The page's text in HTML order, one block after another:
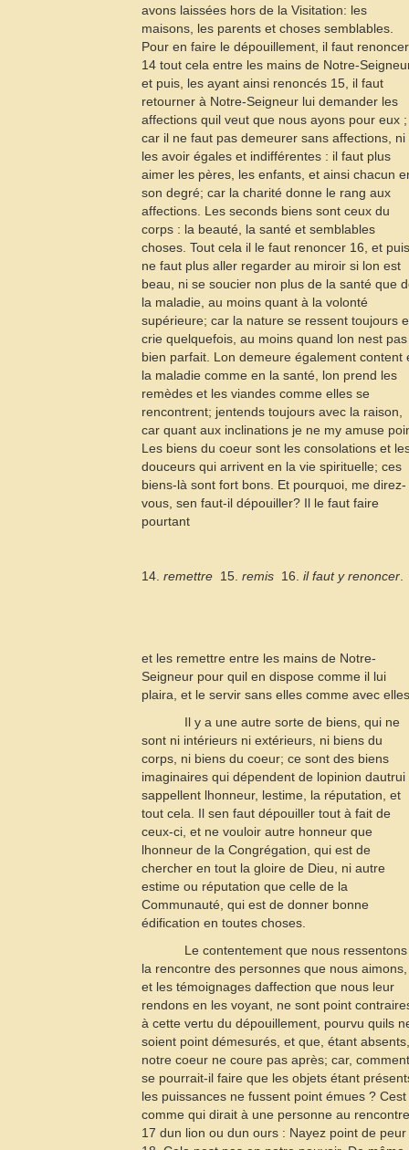
avons laissées hors de la Visitation: les
maisons, les parents et choses semblables.
Pour en faire le dépouillement, il faut renoncer
14 tout cela entre les mains de Notre-
et puis, les ayant ainsi renoncés 15 , il faut
retourner à Notre-Seigneur lui demander les
affections quil veut que nous ayons pour eux ;
car il ne faut pas demeurer sans affections, ni
les avoir égales et indifférentes : il faut plus
aimer les pères, les enfants, et ainsi chacun
son degré; car la charité donne le rang aux
affections. Les seconds biens sont ceux du
corps : la beauté, la santé et semblables
choses. Tout cela il le faut renoncer 16 , et
ne faut plus aller regarder au miroir si lon est
beau, ni se soucier non plus de la santé que
la maladie, au moins quant à la volonté
supérieure; car la nature se ressent toujours
crie quelquefois, au moins quand lon nest pas
bien parfait. Lon demeure également content
la maladie comme en la santé, lon prend les
remèdes et les viandes comme elles se
rencontrent; jentends toujours avec la raison,
car quant aux inclinations je ne my amuse
Les biens du coeur sont les consolations et
douceurs qui arrivent en la vie spirituelle; ces
biens-là sont fort bons. Et pourquoi, me direz-
vous, sen faut-il dépouiller? Il le faut faire
pourtant
14. remettre  15. remis  16. il faut y renoncer
et les remettre entre les mains de Notre-
Seigneur pour quil en dispose comme il lui
plaira, et le servir sans elles comme avec
Il y a une autre sorte de biens, qui ne
sont ni intérieurs ni extérieurs, ni biens du
corps, ni biens du coeur; ce sont des biens
imaginaires qui dépendent de lopinion dautrui
sappellent lhonneur, lestime, la réputation, et
tout cela. Il sen faut dépouiller tout à fait de
ceux-ci, et ne vouloir autre honneur que
lhonneur de la Congrégation, qui est de
chercher en tout la gloire de Dieu, ni autre
estime ou réputation que celle de la
Communauté, qui est de donner bonne
édification en toutes choses.
Le contentement que nous
la rencontre des personnes que nous aimons,
et les témoignages daffection que nous leur
rendons en les voyant, ne sont point
à cette vertu du dépouillement, pourvu quils
soient point démesurés, et que, étant absents,
notre coeur ne coure pas après; car, comment
se pourrait-il faire que les objets étant
les puissances ne fussent point émues ? Cest
comme qui dirait à une personne au rencontre
17 dun lion ou dun ours : Nayez point de peur